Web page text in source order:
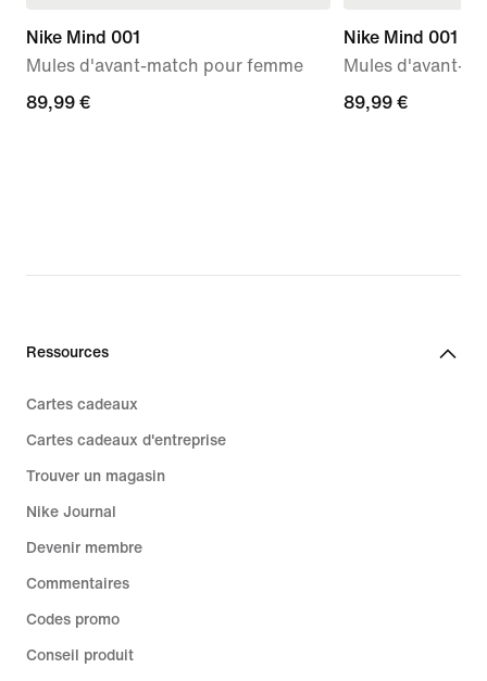
Nike Mind 001
Mules d'avant-match pour femme
89,99 €
89,99 €
Nike Mind 001
Mules d'avant-
89,99 €
89,99 €
Ressources
Cartes cadeaux
Cartes cadeaux d'entreprise
Trouver un magasin
Nike Journal
Devenir membre
Commentaires
Codes promo
Conseil produit